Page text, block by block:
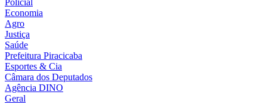
Policial
Economia
Agro
Justiça
Saúde
Prefeitura Piracicaba
Esportes & Cia
Câmara dos Deputados
Agência DINO
Geral